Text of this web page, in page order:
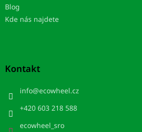
Blog
Kde nás najdete
Kontakt
info@ecowheel.cz
+420 603 218 588
ecowheel_sro